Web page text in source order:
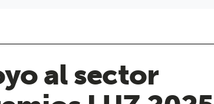
al sector